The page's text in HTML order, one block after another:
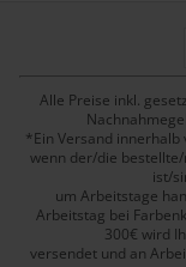
Alle Preise inkl.
*Ein Versand
wenn der/die
ist/
um Arbeitstage
Arbeitstag bei
300€ wird
versendet und an